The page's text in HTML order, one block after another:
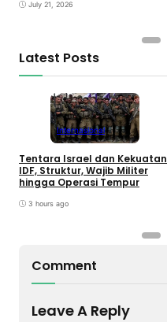
July 21, 2026
Latest Posts
Internasional
Tentara Israel dan Kekuatan
IDF, Struktur, Wajib Militer
hingga Operasi Tempur
3 hours ago
Comment
Leave A Reply